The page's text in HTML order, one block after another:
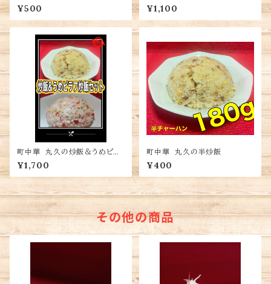
¥500 ¥1,100
町中華 丸久の炒飯＆うめピラ
フ炒飯
¥1,700
町中華 丸久の半炒飯
¥400
その他の商品